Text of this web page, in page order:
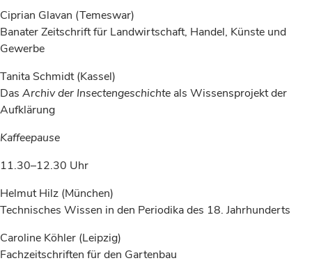
Ciprian Glavan (Temeswar)
Banater Zeitschrift für Landwirtschaft, Handel, Künste und
Gewerbe
Tanita Schmidt (Kassel)
Das Archiv der Insectengeschichte als Wissensprojekt der
Aufklärung
Kaffeepause
11.30–12.30 Uhr
Helmut Hilz (München)
Technisches Wissen in den Periodika des 18. Jahrhunderts
Caroline Köhler (Leipzig)
Fachzeitschriften für den Gartenbau